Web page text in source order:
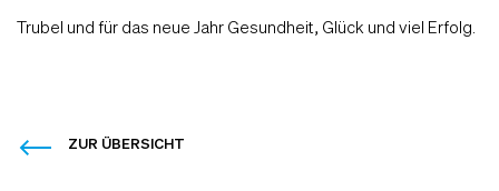
Trubel und für das neue Jahr Gesundheit, Glück und viel Erfolg.
ZUR ÜBERSICHT